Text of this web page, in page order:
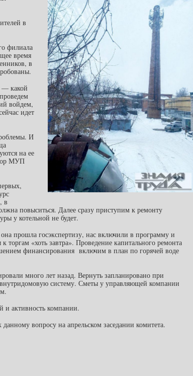
в
филиала
время
в
— какой
войдем,
идет
И
на ее
МУП
в
повыситься. Далее сразу приступим к ремонту
у котельной не будет.
прошла госэкспертизу, нас включили в программу и
«хоть завтра». Проведение капитального ремонта
финансирования включим в план по горячей воде
много лет назад. Вернуть запланировано при
систему. Сметы у управляющей компании
и активность компании.
вопросу на апрельском заседании комитета.